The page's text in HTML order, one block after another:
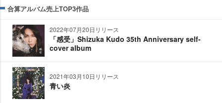
合算アルバム売上TOP3作品
2022年07月20日リリース
「感受」Shizuka Kudo 35th Anniversary self-
cover album
2021年03月10日リリース
青い炎